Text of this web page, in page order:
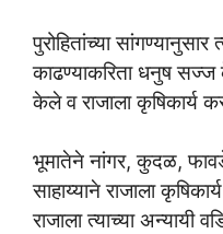
पुरोहितांच्या
काढण्याकरिता धनुष सज्ज
केले व राजाला कृषिकार्य
भूमातेने नांगर, कुदळ,
साहाय्याने राजाला
राजाला त्याच्या अन्यायी